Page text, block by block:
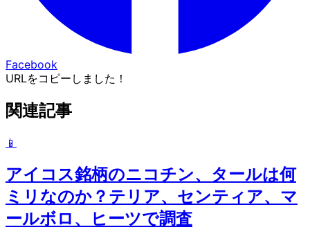
Facebook
URLをコピーしました！
関連記事
📱
アイコス銘柄のニコチン、タールは何
ミリなのか？テリア、センティア、マ
ールボロ、ヒーツで調査